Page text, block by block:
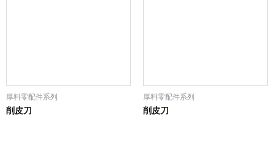
厚料零配件系列
削皮刀
厚料零配件系列
削皮刀